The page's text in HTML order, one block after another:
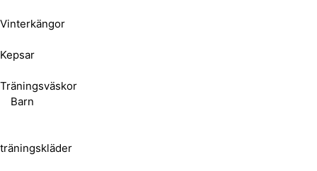
Vinterkängor
Kepsar
Träningsväskor
Barn
träningskläder